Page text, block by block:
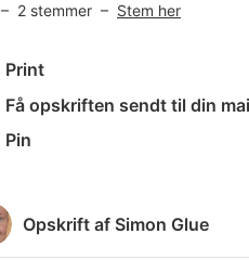
– 2 stemmer – Stem her
Print
Få opskriften sendt til din
Pin
Opskrift af Simon Glue